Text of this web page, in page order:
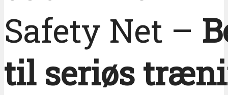
Safety Net –
til seriøs